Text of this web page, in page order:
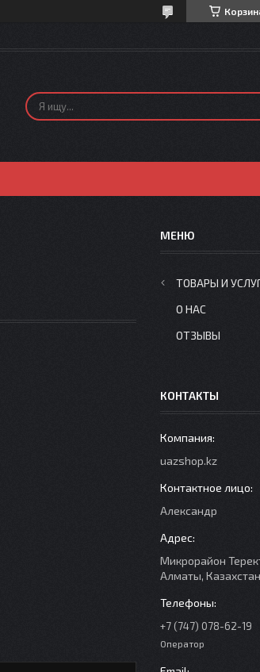
ТОВАРЫ И
О НАС
ОТЗЫВЫ
КОНТАКТЫ
uazshop.kz
Александр
Микрорайон
Алматы, Казахстан
+7 (747) 078-62-19
Оператор